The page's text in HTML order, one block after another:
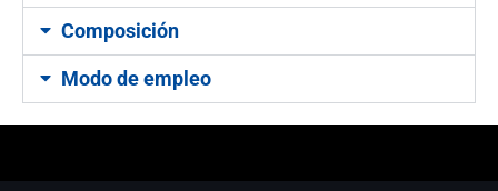
Composición
Modo de empleo